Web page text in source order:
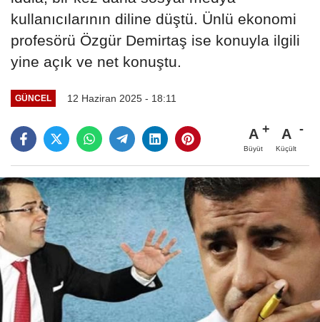
kullanıcılarının diline düştü. Ünlü ekonomi
profesörü Özgür Demirtaş ise konuyla ilgili
yine açık ve net konuştu.
GÜNCEL 12 Haziran 2025 - 18:11
A
Büyüt
A
Küçült